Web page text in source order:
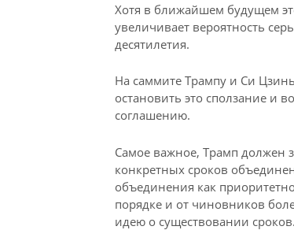
Хотя в ближайшем будущем
увеличивает вероятность
десятилетия.
На саммите Трампу и Си
остановить это сползание и
соглашению.
Самое важное, Трамп должен
конкретных сроков
объединения как
порядке и от чиновников
идею о существовании сроков.